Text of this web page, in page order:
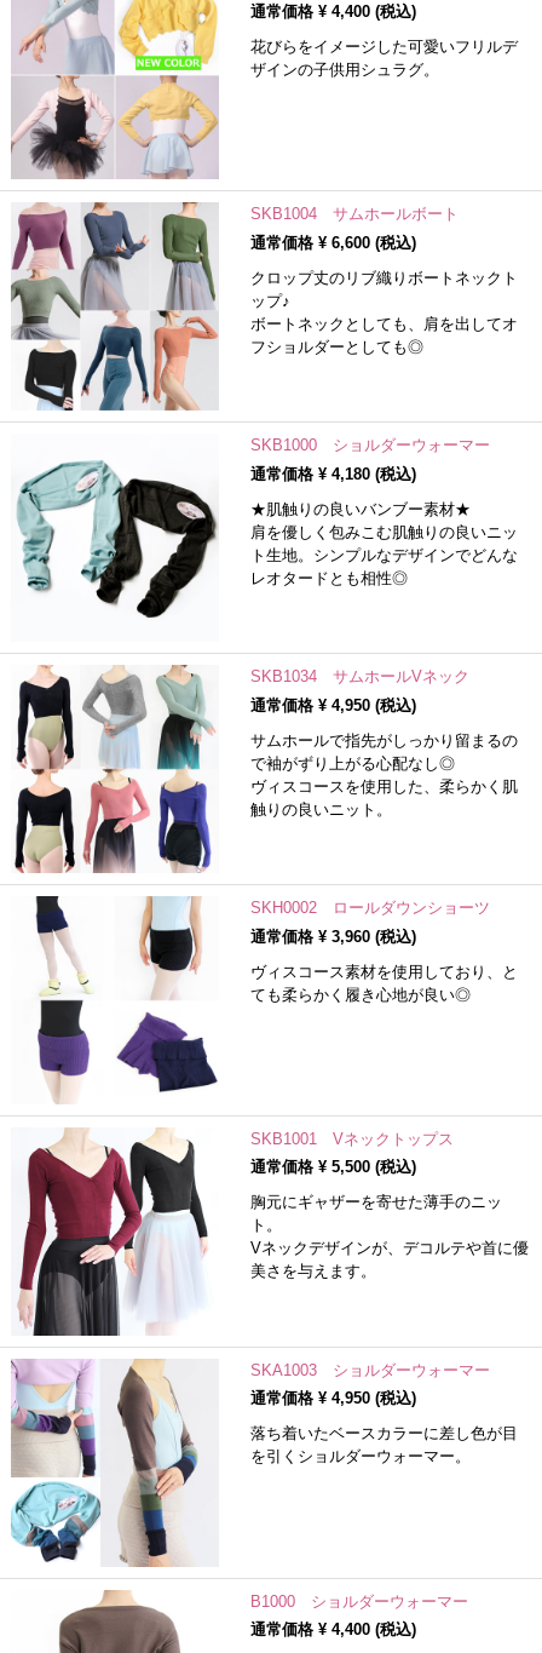
通常価格 ¥ 4,400(税込)
花びらをイメージした可愛いフリルデ
ザインの子供用シュラグ。
SKB1004 サムホールボート
通常価格 ¥ 6,600(税込)
クロップ丈のリブ織りボートネックト
ップ♪
ボートネックとしても、肩を出してオ
フショルダーとしても◎
SKB1000 ショルダーウォーマー
通常価格 ¥ 4,180(税込)
★肌触りの良いバンブー素材★
肩を優しく包みこむ肌触りの良いニッ
ト生地。シンプルなデザインでどんな
レオタードとも相性◎
SKB1034 サムホールVネック
通常価格 ¥ 4,950(税込)
サムホールで指先がしっかり留まるの
で袖がずり上がる心配なし◎
ヴィスコースを使用した、柔らかく肌
触りの良いニット。
SKH0002 ロールダウンショーツ
通常価格 ¥ 3,960(税込)
ヴィスコース素材を使用しており、と
ても柔らかく履き心地が良い◎
SKB1001 Vネックトップス
通常価格 ¥ 5,500(税込)
胸元にギャザーを寄せた薄手のニッ
ト。
Vネックデザインが、デコルテや首に優
美さを与えます。
SKA1003 ショルダーウォーマー
通常価格 ¥ 4,950(税込)
落ち着いたベースカラーに差し色が目
を引くショルダーウォーマー。
B1000 ショルダーウォーマー
通常価格 ¥ 4,400(税込)